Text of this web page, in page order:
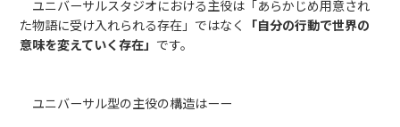
ユニバーサルスタジオにおける主役は「あらかじめ用意され
た物語に受け入れられる存在」ではなく
「自分の行動で世界の
意味を変えていく存在」 です。
ユニバーサル型の主役の構造はーー